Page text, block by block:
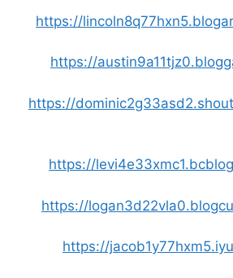
https://
https://
https://
https://
https://
https://